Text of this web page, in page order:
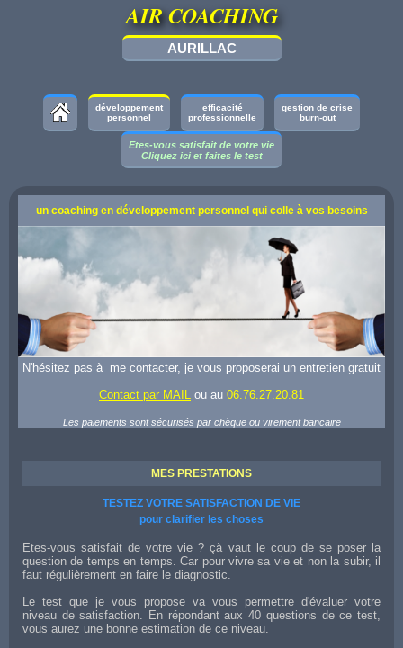
AIR COACHING
AURILLAC
développement
personnel
efficacité
professionnelle
gestion de crise
burn-out
Etes-vous satisfait de votre vie
Cliquez ici et faites le test
un coaching en développement personnel qui colle à vos besoins
N'hésitez pas à me contacter, je vous proposerai un entretien gratuit
Contact par MAIL ou au 06.76.27.20.81
Les paiements sont sécurisés par chèque ou virement bancaire
MES PRESTATIONS
TESTEZ VOTRE SATISFACTION DE VIE
pour clarifier les choses
Etes-vous satisfait de votre vie ? çà vaut le coup de se poser la
question de temps en temps. Car pour vivre sa vie et non la subir, il
faut régulièrement en faire le diagnostic.
Le test que je vous propose va vous permettre d'évaluer votre
niveau de satisfaction. En répondant aux 40 questions de ce test,
vous aurez une bonne estimation de ce niveau.